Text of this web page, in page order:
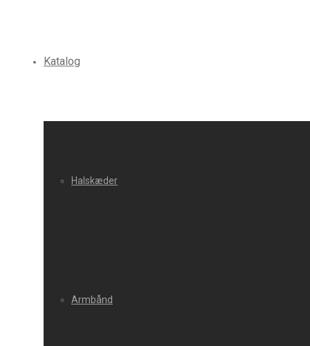
Katalog
Halskæder
Armbånd